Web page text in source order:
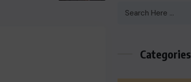
Categories